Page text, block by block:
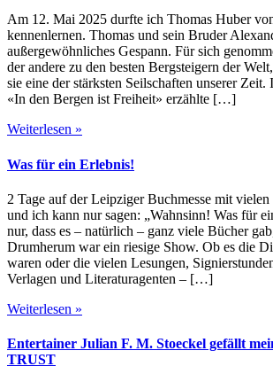
Am 12. Mai 2025 durfte ich Thomas Huber
kennenlernen. Thomas und sein Bruder
außergewöhnliches Gespann. Für sich
der andere zu den besten Bergsteigern der
sie eine der stärksten Seilschaften unserer Zeit.
«In den Bergen ist Freiheit» erzählte […]
Weiterlesen »
Was für ein Erlebnis!
2 Tage auf der Leipziger Buchmesse mit vielen
und ich kann nur sagen: „Wahnsinn! Was für
nur, dass es – natürlich – ganz viele Bücher
Drumherum war ein riesige Show. Ob es die
waren oder die vielen Lesungen,
Verlagen und Literaturagenten – […]
Weiterlesen »
Entertainer Julian F. M. Stoeckel gefällt
TRUST